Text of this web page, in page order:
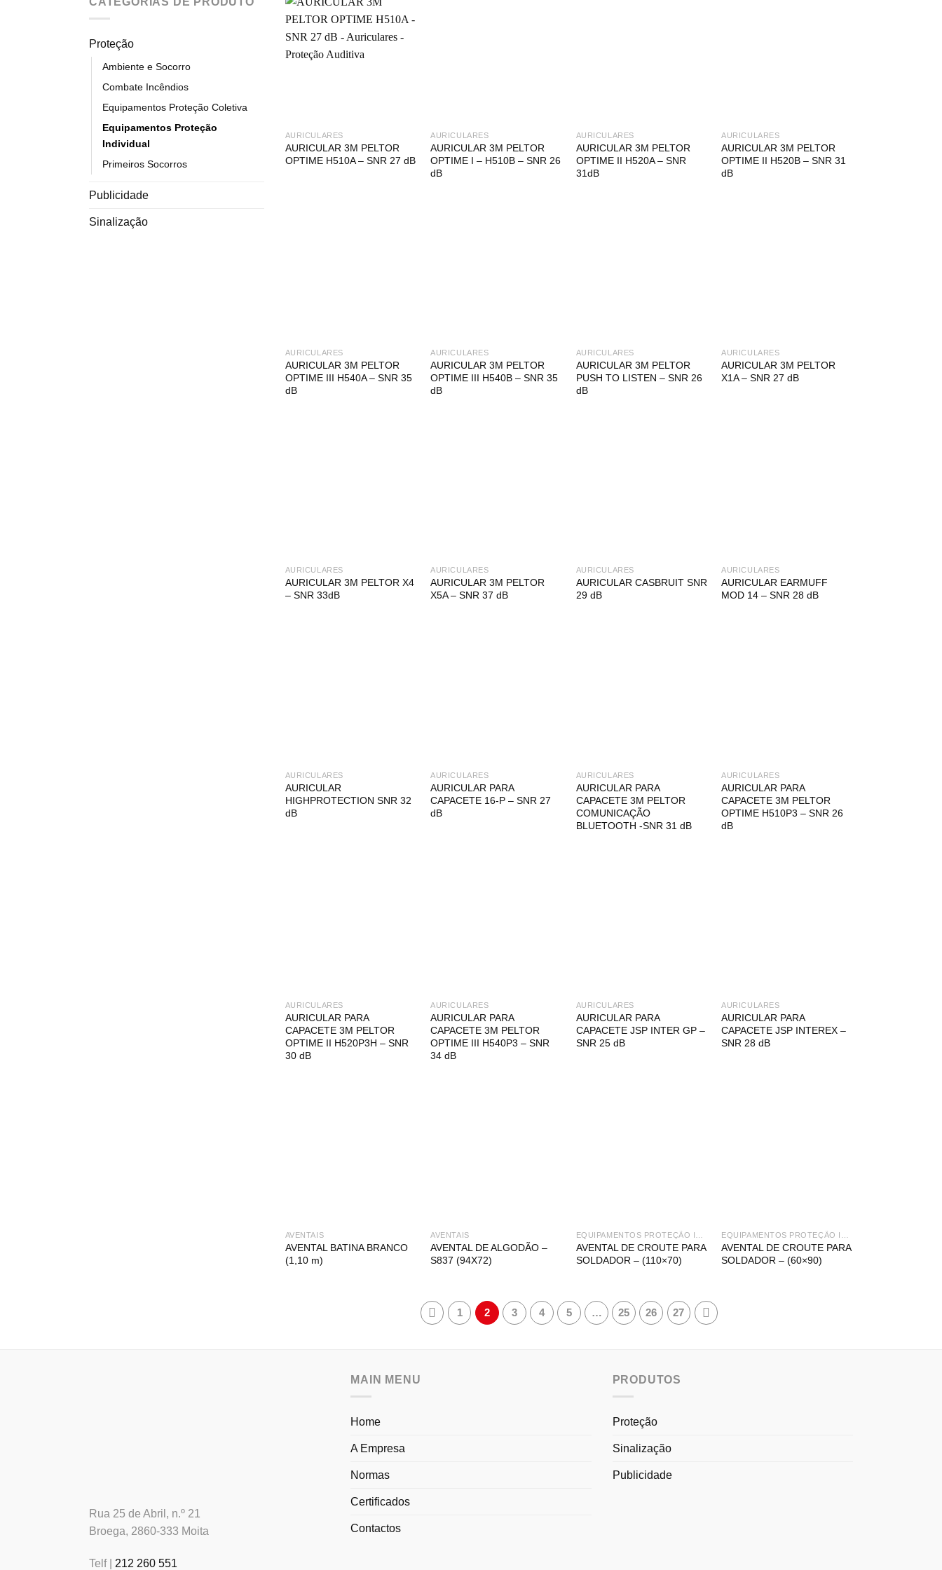
Proteção
Ambiente e Socorro
Combate Incêndios
Equipamentos Proteção Coletiva
Equipamentos Proteção
Individual
Primeiros Socorros
Publicidade
Sinalização
AURICULARES
AURICULAR 3M PELTOR
OPTIME H510A – SNR 27 dB
AURICULARES
AURICULAR 3M PELTOR
OPTIME I – H510B – SNR 26
dB
AURICULARES
AURICULAR 3M PELTOR
OPTIME II H520A – SNR
31dB
AURICULARES
AURICULAR 3M PELTOR
OPTIME II H520B – SNR 31
dB
AURICULARES
AURICULAR 3M PELTOR
OPTIME III H540A – SNR 35
dB
AURICULARES
AURICULAR 3M PELTOR
OPTIME III H540B – SNR 35
dB
AURICULARES
AURICULAR 3M PELTOR
PUSH TO LISTEN – SNR 26
dB
AURICULARES
AURICULAR 3M PELTOR
X1A – SNR 27 dB
AURICULARES
AURICULAR 3M PELTOR X4
– SNR 33dB
AURICULARES
AURICULAR 3M PELTOR
X5A – SNR 37 dB
AURICULARES
AURICULAR CASBRUIT SNR
29 dB
AURICULARES
AURICULAR EARMUFF
MOD 14 – SNR 28 dB
AURICULARES
AURICULAR
HIGHPROTECTION SNR 32
dB
AURICULARES
AURICULAR PARA
CAPACETE 16-P – SNR 27
dB
AURICULARES
AURICULAR PARA
CAPACETE 3M PELTOR
COMUNICAÇÃO
BLUETOOTH -SNR 31 dB
AURICULARES
AURICULAR PARA
CAPACETE 3M PELTOR
OPTIME H510P3 – SNR 26
dB
AURICULARES
AURICULAR PARA
CAPACETE 3M PELTOR
OPTIME II H520P3H – SNR
30 dB
AURICULARES
AURICULAR PARA
CAPACETE 3M PELTOR
OPTIME III H540P3 – SNR
34 dB
AURICULARES
AURICULAR PARA
CAPACETE JSP INTER GP –
SNR 25 dB
AURICULARES
AURICULAR PARA
CAPACETE JSP INTEREX –
SNR 28 dB
AVENTAIS
AVENTAL BATINA BRANCO
(1,10 m)
AVENTAIS
AVENTAL DE ALGODÃO –
S837 (94X72)
AVENTAL DE CROUTE PARA
SOLDADOR – (110×70)
AVENTAL DE CROUTE PARA
SOLDADOR – (60×90)
1 2 3 4 5 … 25 26 27
Rua 25 de Abril, n.º 21
Broega, 2860-333 Moita
Telf | 212 260 551
MAIN MENU
Home
A Empresa
Normas
Certificados
Contactos
PRODUTOS
Proteção
Sinalização
Publicidade